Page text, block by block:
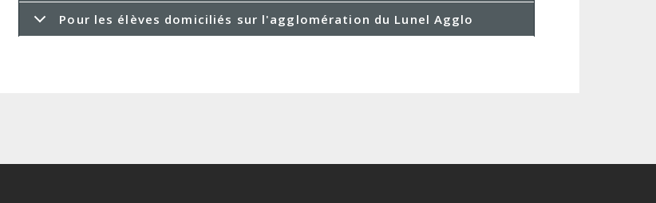
Pour les élèves domiciliés sur l'agglomération du Lunel Agglo